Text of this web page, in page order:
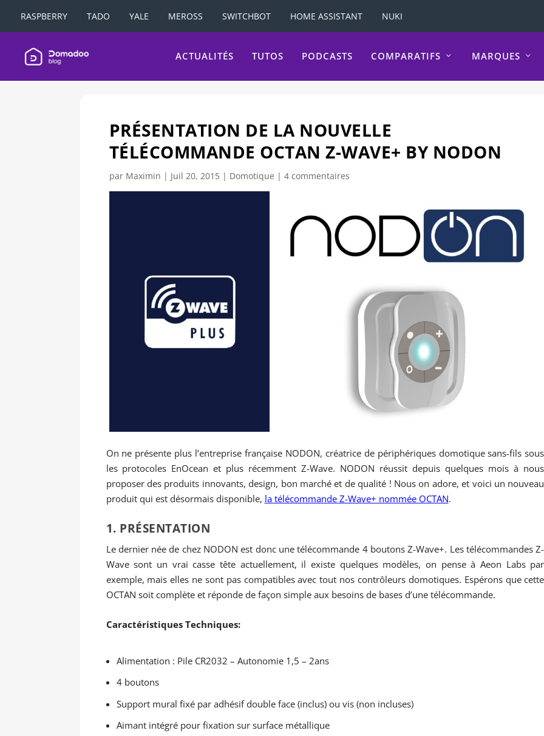
RASPBERRY TADO YALE MEROSS SWITCHBOT HOME ASSISTANT NUKI
ACTUALITÉS TUTOS PODCASTS COMPARATIFS MARQUES
PRÉSENTATION DE LA NOUVELLE
TÉLÉCOMMANDE OCTAN Z-WAVE+ BY NODON
par Maximin | Juil 20, 2015| Domotique | 4 commentaires
On ne présente plus l’entreprise française NODON, créatrice de périphériques domotique sans-fils sous
les protocoles EnOcean et plus récemment Z-Wave. NODON réussit depuis quelques mois à nous
proposer des produits innovants, design, bon marché et de qualité ! Nous on adore, et voici un nouveau
produit qui est désormais disponible, la télécommande Z-Wave+ nommée OCTAN.
1. PRÉSENTATION
Le dernier née de chez NODON est donc une télécommande 4 boutons Z-Wave+. Les télécommandes Z-
Wave sont un vrai casse tête actuellement, il existe quelques modèles, on pense à Aeon Labs par
exemple, mais elles ne sont pas compatibles avec tout nos contrôleurs domotiques. Espérons que cette
OCTAN soit complète et réponde de façon simple aux besoins de bases d’une télécommande.
Caractéristiques Techniques:
Alimentation : Pile CR2032 – Autonomie 1,5 – 2ans
4 boutons
Support mural fixé par adhésif double face (inclus) ou vis (non incluses)
Aimant intégré pour fixation sur surface métallique